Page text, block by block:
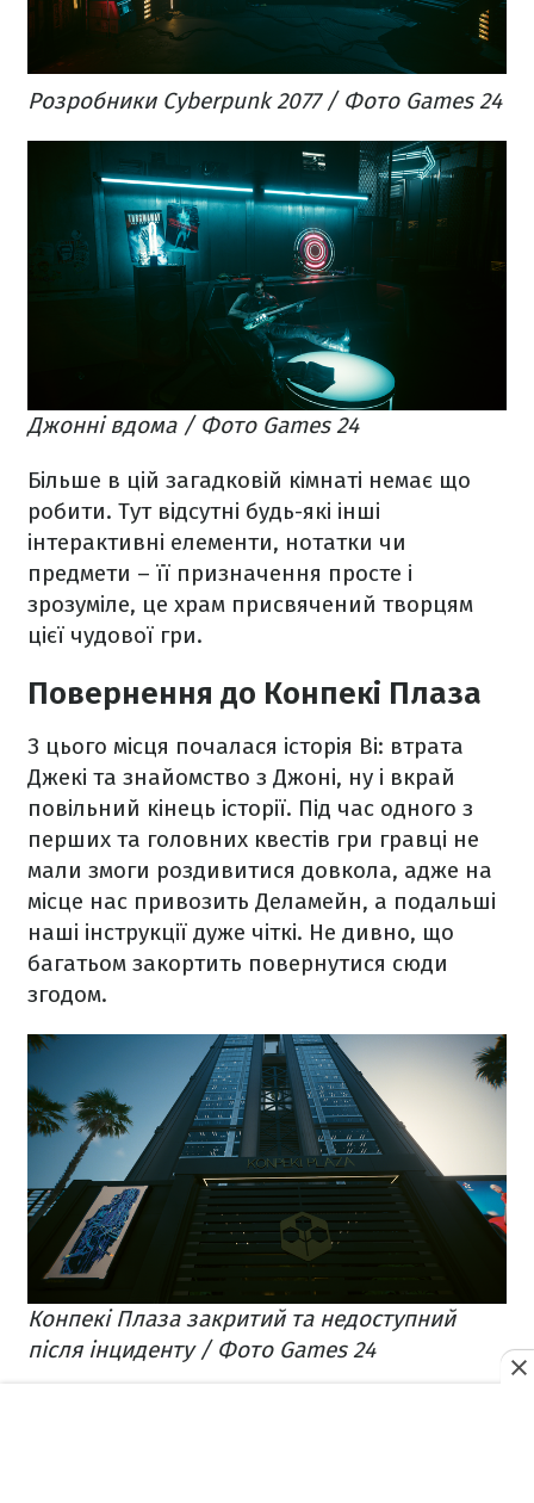
Розробники Cyberpunk 2077 / Фото Games 24
Джонні вдома / Фото Games 24
Більше в цій загадковій кімнаті немає що
робити. Тут відсутні будь-які інші
інтерактивні елементи, нотатки чи
предмети – її призначення просте і
зрозуміле, це храм присвячений творцям
цієї чудової гри.
Повернення до Конпекі Плаза
З цього місця почалася історія Ві: втрата
Джекі та знайомство з Джоні, ну і вкрай
повільний кінець історії. Під час одного з
перших та головних квестів гри гравці не
мали змоги роздивитися довкола, адже на
місце нас привозить Деламейн, а подальші
наші інструкції дуже чіткі. Не дивно, що
багатьом закортить повернутися сюди
згодом.
Конпекі Плаза закритий та недоступний
після інциденту / Фото Games 24